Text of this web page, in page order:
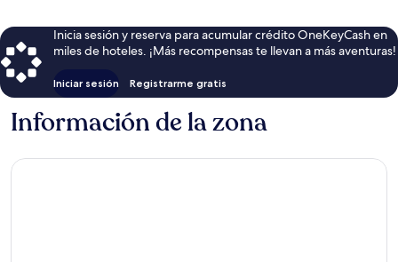
Inicia sesión y reserva para acumular crédito OneKeyCash en
miles de hoteles. ¡Más recompensas te llevan a más aventuras!
Iniciar sesión Registrarme gratis
Información de la zona